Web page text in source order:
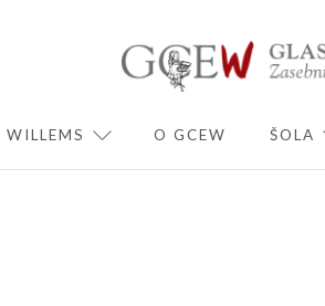
WILLEMS EXPAND CHILD MENU
O GCEW ŠOLA